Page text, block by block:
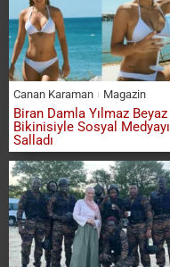
Canan Karaman Magazin
Biran Damla Yılmaz Beyaz
Bikinisiyle Sosyal Medyayı
Salladı